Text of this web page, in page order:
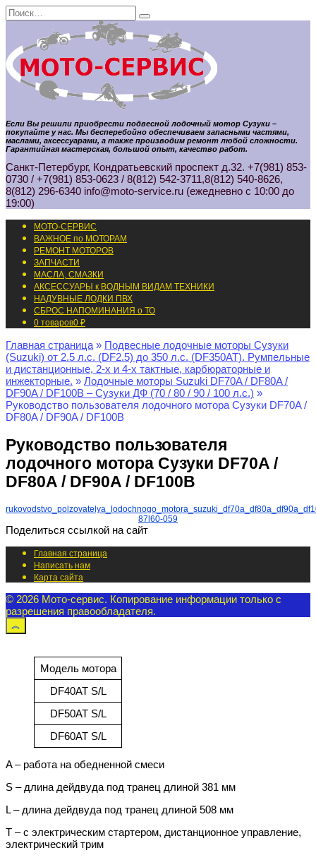
Перейти
к
содержанию
Search
for:
Если Вы решили приобрести подвесной лодочный мотор Сузуки –
покупайте у нас. Мы бесперебойно обеспечиваем запасными частями,
маслами, аксессуарами, а также производим ремонт любой сложности.
Гарантийная мастерская, большой опыт, качество работ.
Санкт-Петербург, Кондратьевский проспект д.32. +7(981) 853-
0730 / +7(981) 853-0623 / 8(812) 542-3711,8(812) 540-8626,
8(812) 296-6340 info@moto-service.ru (ежедневно с 10:00 до
19:00)
МОТО-СЕРВИС
ВАЖНОЕ по МОТОРАМ
РЕМОНТ МОТОРОВ
ЗАПЧАСТИ
МАСЛА, СМАЗКИ
АКСЕССУАРЫ к ВОДНЫМ ВИДАМ ТЕХНИКИ
НАДУВНЫЕ ЛОДКИ ПВХ
СБРОС НАПОМИНАНИЯ о ТО
0 товаров0 ₽
Главная страница » Подвесные лодочные моторы Сузуки
(Suzuki) от 2.5 л.с. (DF2.5) до 350 л.с. (DF350AT). Румпельные
и дистанционные, 2-х и 4-х тактные, карбюраторные и
инжекторные. » Лодочные моторы Suzuki DF70A / DF80A /
DF90A / DF100B – Сузуки ДФ (70 / 80 / 90 / 100 л.с.) »
Руководство пользователя лодочного мотора Сузуки DF70A /
DF80A / DF90A / DF100B
Руководство пользователя
лодочного мотора Сузуки DF70A /
DF80A / DF90A / DF100B
87l60-059
Поделиться ссылкой на сайт
Главная страница
Написать нам
Карта сайта
© 2026 Мото-сервис. Копирование информации только с
разрешения правообладателя.
Модель мотора
DF40AT S/L
DF50AT S/L
DF60AT S/L
A – работа на обедненной смеси
S – длина дейдвуда под транец длиной 381 мм
L – длина дейдвуда под транец длиной 508 мм
T – с электрическим стартером, дистанционное управление,
электрический трим